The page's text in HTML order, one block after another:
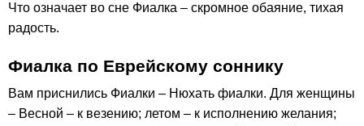
Что означает во сне Фиалка – скромное обаяние, тихая
радость.
Фиалка по Еврейскому соннику
Вам приснились Фиалки – Нюхать фиалки. Для женщины
– Весной – к везению; летом – к исполнению желания;